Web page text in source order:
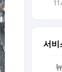
서비